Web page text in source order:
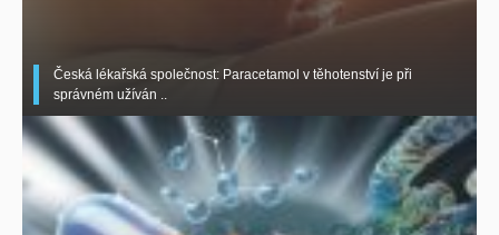
Česká lékařská společnost: Paracetamol v těhotenství je při
správném užíván ..